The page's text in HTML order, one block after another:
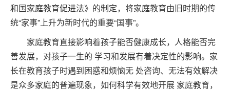
和国家庭教育促进法》的制定，将家庭教育由旧时期的传
统“家事”上升为新时代的重要“国事”。
家庭教育直接影响着孩子能否健康成长，人格能否完
善发展，对孩子一生的 学习和发展有着决定性的影响。家
长在教育孩子时遇到困惑和烦恼无 处咨询、无法有效解决
是众多家庭的普遍现象，如何科学有效地开展 家庭教育，